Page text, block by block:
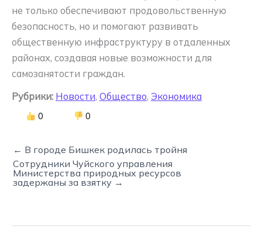
не только обеспечивают продовольственную
безопасность, но и помогают развивать
общественную инфраструктуру в отдаленных
районах, создавая новые возможности для
самозанятости граждан.
Рубрики: Новости, Общество, Экономика
0 0
← В городе Бишкек родилась тройня
Сотрудники Чуйского управления
Министерства природных ресурсов
задержаны за взятку →